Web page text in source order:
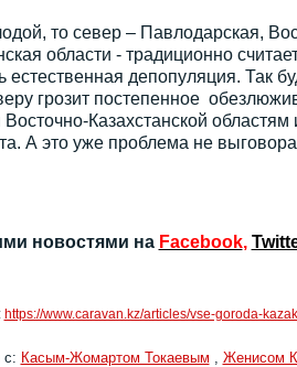
то север – Павлодарская,
области - традиционно
естественная депопуляция. Так
грозит постепенное
Казахстанской
А это уже проблема не
новостями на Facebook,
https://www.caravan.kz/articles/vse-goroda-
с: Касым-Жомартом Токаевым , Женисом